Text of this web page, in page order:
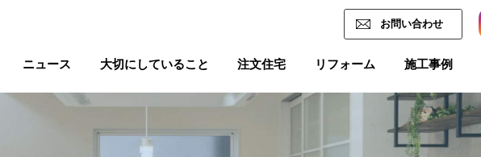
ニュース 大切にしていること 注文住宅 リフォーム 施工事例
お問い合わせ